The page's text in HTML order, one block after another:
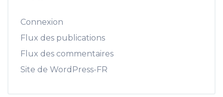
Connexion
Flux des publications
Flux des commentaires
Site de WordPress-FR